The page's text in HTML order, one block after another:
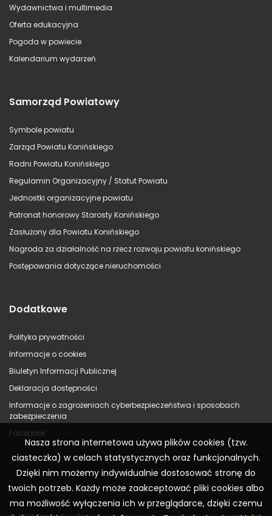
Wydawnictwa i multimedia
Oferta edukacyjna
Pogoda w powiecie
Kalendarium wydarzeń
Samorząd Powiatowy
Symbole powiatu
Zarząd Powiatu Konińskiego
Radni Powiatu Konińskiego
Regulamin Organizacyjny / Statut Powiatu
Jednostki organizacyjne powiatu
Patronat honorowy Starosty Konińskiego
Zasłużony dla Powiatu Konińskiego
Nagroda za działalność na rzecz rozwoju powiatu konińskiego
Postępowania dotyczące nieruchomości
Dodatkowe
Polityka prywatności
Informacje o cookies
Biuletyn Informacji Publicznej
Deklaracja dostępności
Informacje o zagrożeniach cyberbezpieczeństwa i sposobach
zabezpieczenia
Facebook
Nasza strona internetowa używa plików cookies (tzw.
ciasteczka) w celach statystycznych oraz funkcjonalnych.
Dzięki nim możemy indywidualnie dostosować stronę do
twoich potrzeb. Każdy może zaakceptować pliki cookies albo
ma możliwość wyłączenia ich w przeglądarce, dzięki czemu